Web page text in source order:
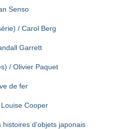
Senso
/ Carol Berg
Garrett
/ Olivier Paquet
de fer
Cooper
d’objets japonais